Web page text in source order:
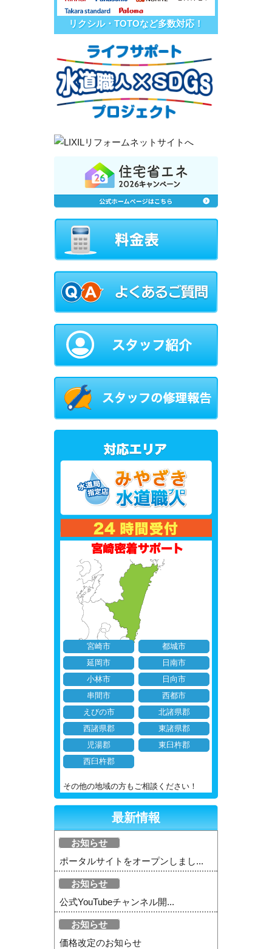
リクシル・TOTOなど多数対応！
宮崎市
都城市
延岡市
日南市
小林市
日向市
串間市
西都市
えびの市
北諸県郡
西諸県郡
東諸県郡
児湯郡
東臼杵郡
西臼杵郡
その他の地域の方もご相談ください！
最新情報
お知らせ
ポータルサイトをオープンしまし...
お知らせ
公式YouTubeチャンネル開...
お知らせ
価格改定のお知らせ